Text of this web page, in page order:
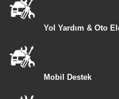
Yol Yardım & Oto
Mobil Destek